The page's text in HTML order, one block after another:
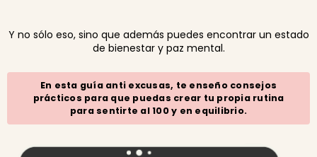
Y no sólo eso, sino que además puedes encontrar un estado
de bienestar y paz mental.
En esta guía anti excusas, te enseño consejos
prácticos para que puedas crear tu propia rutina
para sentirte al 100 y en equilibrio.